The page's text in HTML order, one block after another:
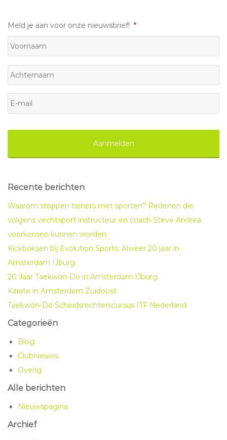
Meld je aan voor onze nieuwsbrief! *
Voornaam
Achternaam
mail *
Recente berichten
Waarom stoppen tieners met sporten? Redenen die
volgens vechtsport instructeur en coach Steve Andrea
voorkomen kunnen worden.
Kickboksen bij Evolution Sports: Alweer 20 jaar in
Amsterdam IJburg
20 Jaar Taekwon-Do in Amsterdam IJburg
Karate in Amsterdam Zuidoost
Taekwon-Do Scheidsrechterscursus ITF Nederland
Categorieën
Blog
Clubnieuws
Overig
Alle berichten
Nieuwspagina
Archief